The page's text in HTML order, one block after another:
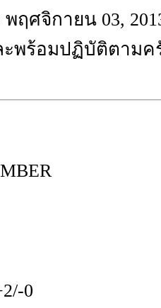
พฤศจิกายน 03,
พร้อมปฏิบัติตามค
0